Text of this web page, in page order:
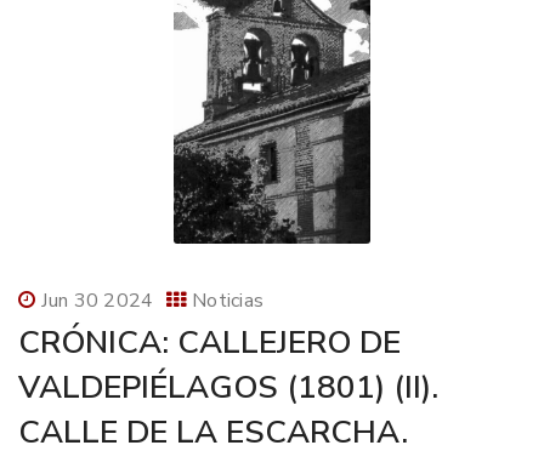
Jun 30 2024 Noticias
CRÓNICA: CALLEJERO DE
VALDEPIÉLAGOS (1801) (II).
CALLE DE LA ESCARCHA.